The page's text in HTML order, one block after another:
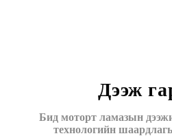
Дээж
Бид моторт ламазын
технологийн